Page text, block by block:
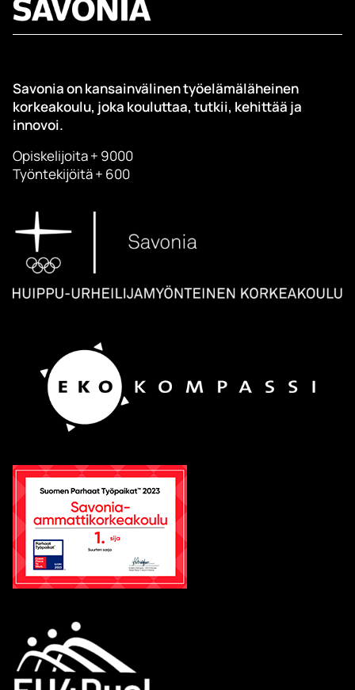
Savonia on kansainvälinen työelämäläheinen
korkeakoulu, joka kouluttaa, tutkii, kehittää ja
innovoi.
Opiskelijoita + 9000
Työntekijöitä + 600